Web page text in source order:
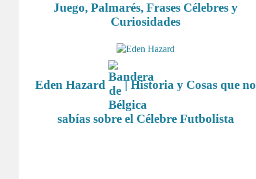
Juego, Palmarés, Frases Célebres y
Curiosidades
Eden Hazard | Historia y Cosas que no
sabías sobre el Célebre Futbolista